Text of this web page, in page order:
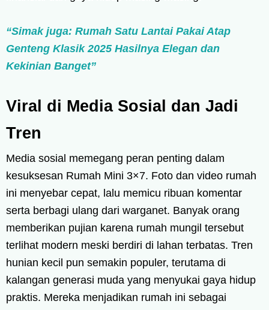
“Simak juga: Rumah Satu Lantai Pakai Atap
Genteng Klasik 2025 Hasilnya Elegan dan
Kekinian Banget”
Viral di Media Sosial dan Jadi
Tren
Media sosial memegang peran penting dalam
kesuksesan Rumah Mini 3×7. Foto dan video rumah
ini menyebar cepat, lalu memicu ribuan komentar
serta berbagi ulang dari warganet. Banyak orang
memberikan pujian karena rumah mungil tersebut
terlihat modern meski berdiri di lahan terbatas. Tren
hunian kecil pun semakin populer, terutama di
kalangan generasi muda yang menyukai gaya hidup
praktis. Mereka menjadikan rumah ini sebagai